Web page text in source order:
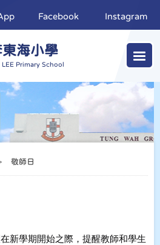
海小學
Primary School
Facebook Instagram
敬師日
新學期開始之際，提醒教師和學生